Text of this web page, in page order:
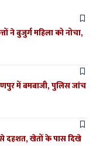
ने बुजुर्ग महिला को नोचा,
में बमबाजी, पुलिस जांच
दहशत, खेतों के पास दिखे